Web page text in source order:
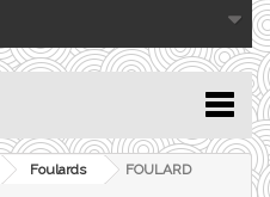
Foulards
FOULARD